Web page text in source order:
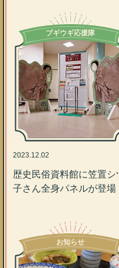
ブギウギ応援隊
2023.12.02
歴史民俗資料館に笠置シ
子さん全身パネルが登場
お知らせ